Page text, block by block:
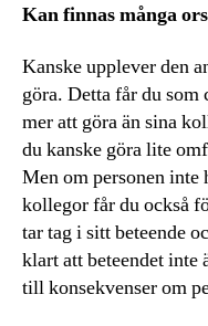
Kan finnas många
Kanske upplever den
göra. Detta får du som
mer att göra än sina
du kanske göra lite
Men om personen inte
kollegor får du också
tar tag i sitt beteende
klart att beteendet inte
till konsekvenser om